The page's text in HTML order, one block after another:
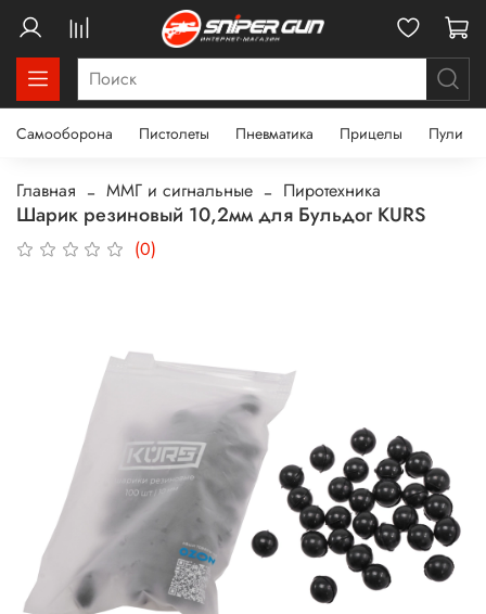
Самооборона Пистолеты Пневматика Прицелы Пули
Главная ММГ и сигнальные Пиротехника
Шарик резиновый 10,2мм для Бульдог KURS
(0)